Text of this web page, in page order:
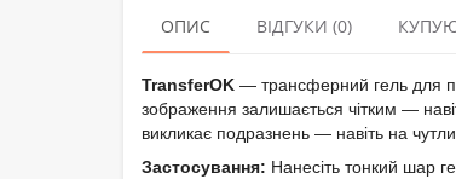
ОПИС ВІДГУКИ (0)
TransferOK — трансферний гель для
зображення залишається чітким —
викликає подразнень — навіть на
Застосування: Нанесіть тонкий шар